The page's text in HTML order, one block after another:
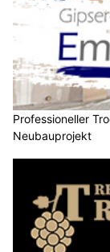
Professioneller
Neubauprojekt